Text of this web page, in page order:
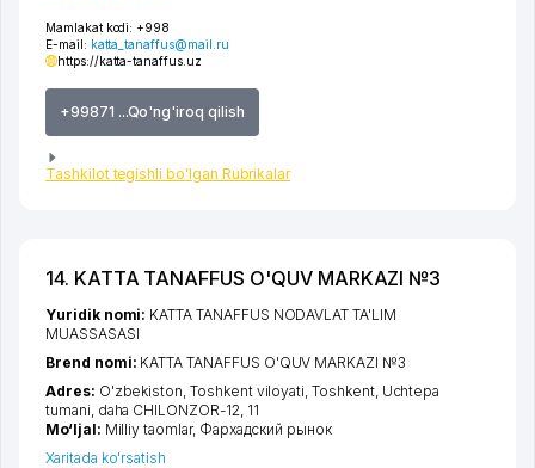
Mamlakat kodi: +998
E-mail: katta_tanaffus@mail.ru
https://katta-tanaffus.uz
+99871 ...Qo'ng'iroq qilish
Tashkilot tegishli bo'lgan Rubrikalar
14. KATTA TANAFFUS O'QUV MARKAZI №3
Yuridik nomi: KATTA TANAFFUS NODAVLAT TA'LIM
MUASSASASI
Brend nomi: KATTA TANAFFUS O'QUV MARKAZI №3
Adres: O'zbekiston,Toshkent viloyati ,Toshkent, Uchtepa
tumani daha CHILONZOR-12 , 11
Mo‘ljal: Milliy taomlar, Фархадский рынок
Xaritada ko'rsatish